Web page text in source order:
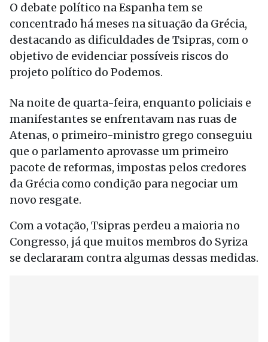
O debate político na Espanha tem se
concentrado há meses na situação da Grécia,
destacando as dificuldades de Tsipras, com o
objetivo de evidenciar possíveis riscos do
projeto político do Podemos.
Na noite de quarta-feira, enquanto policiais e
manifestantes se enfrentavam nas ruas de
Atenas, o primeiro-ministro grego conseguiu
que o parlamento aprovasse um primeiro
pacote de reformas, impostas pelos credores
da Grécia como condição para negociar um
novo resgate.
Com a votação, Tsipras perdeu a maioria no
Congresso, já que muitos membros do Syriza
se declararam contra algumas dessas medidas.